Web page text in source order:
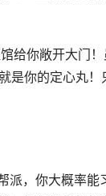
给你敞开大门！
是你的定心丸
，你大概率能